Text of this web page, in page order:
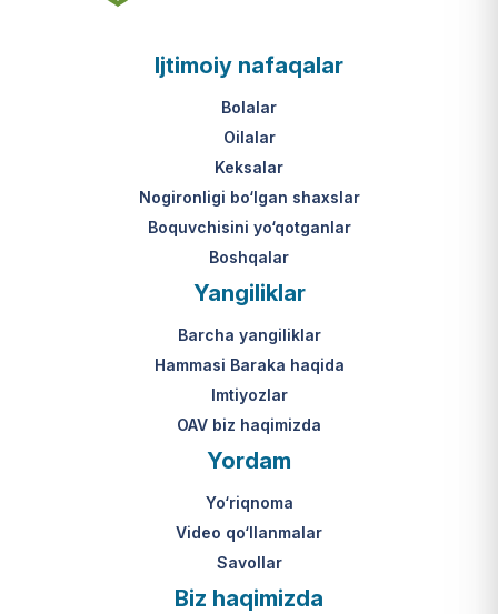
asosi nima?
(1-ilova, 6-band "j" va "l" kichik
jumladan, vasiylik, homiylik yoki
Ushbu xizmatning huquqiy
O‘zbekiston Respublikasi VMQ-893
hamda amaldagi imtiyozlar
to‘g‘risidagi qonunchilik.
Ijtimoiy nafaqalar
Bolalar
Oilalar
Keksalar
Nogironligi bo‘lgan shaxslar
Boquvchisini yo‘qotganlar
Boshqalar
Yangiliklar
Barcha yangiliklar
Hammasi Baraka haqida
Imtiyozlar
OAV biz haqimizda
Yordam
Yo‘riqnoma
Video qo‘llanmalar
Savollar
Biz haqimizda